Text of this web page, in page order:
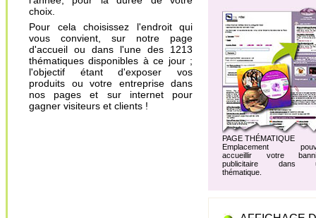
choix.
Pour cela choisissez l'endroit qui
vous convient, sur notre page
d'accueil ou dans l'une des 1213
thématiques disponibles à ce jour ;
l'objectif étant d'exposer vos
produits ou votre entreprise dans
nos pages et sur internet pour
gagner visiteurs et clients !
PAGE THÉMATIQUE
Emplacement
accueillir votre
publicitaire dans
thématique.